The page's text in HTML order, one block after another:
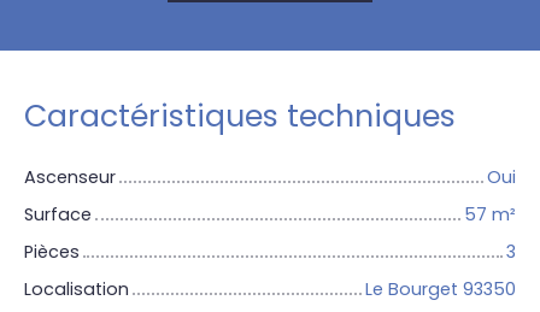
Caractéristiques techniques
Ascenseur
Oui
Surface
57 m²
Pièces
3
Localisation
Le Bourget 93350